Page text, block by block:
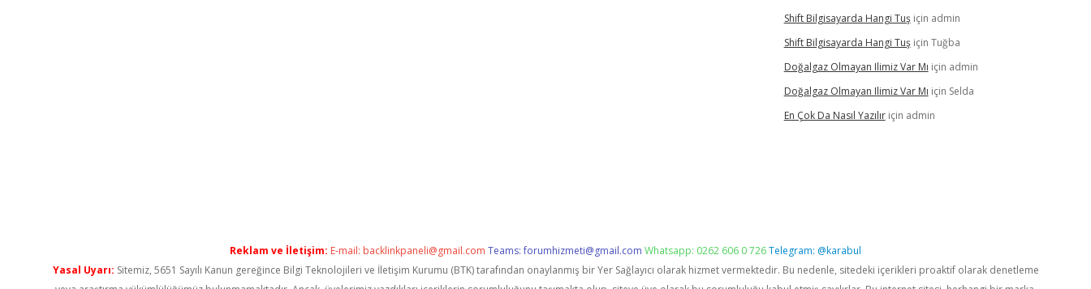
Shift Bilgisayarda Hangi Tuşiçin admin
Shift Bilgisayarda Hangi Tuşiçin Tuğba
Doğalgaz Olmayan Ilimiz Var Mı için admin
Doğalgaz Olmayan Ilimiz Var Mı için Selda
En Çok Da Nasıl Yazılıriçin admin
Reklam ve İletişim: E-mail: backlinkpaneli@gmail.com Teams:forumhizmeti@gmail.com Whatsapp: 0262 606 0 726Telegram: @karabul
Yasal Uyarı: Sitemiz, 5651 Sayılı Kanun gereğince Bilgi Teknolojileri ve İletişim Kurumu (BTK) tarafından onaylanmış bir Yer Sağlayıcı olarak hizmet vermektedir. Bu nedenle, sitedeki içerikleri proaktif olarak denetleme